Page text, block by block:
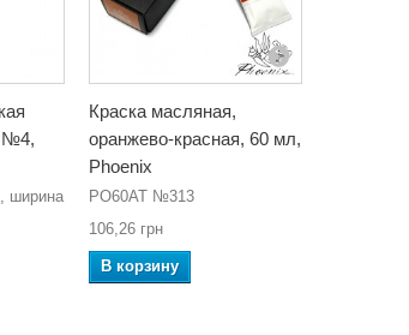
№4,
ширина
Краска масляная,
оранжево-красная, 60 мл,
Phoenix
PO60AT №313
106,26 грн
В корзину